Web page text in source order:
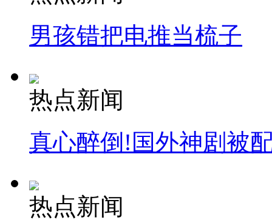
男孩错把电推当梳子
热点新闻
真心醉倒!国外神剧被
热点新闻